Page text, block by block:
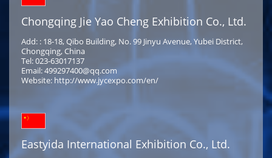
Chongqing Jie Yao Cheng Exhibition Co., Ltd.
Add: : 18-18, Qibo Building, No. 99 Jinyu Avenue, Yubei District,
Chongqing, China
Tel: 023-63017137
Email: 499297400@qq.com
Website: http://www.jycexpo.com/en/
Eastyida International Exhibition Co., Ltd.